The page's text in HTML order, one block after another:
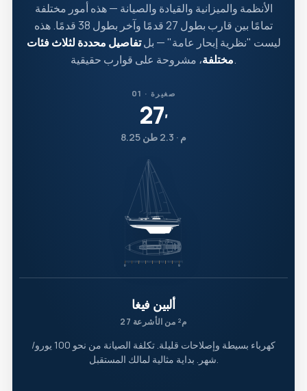
الأنظمة والميزانية والقيادة والصيانة — هذه أمور مختلفة
تمامًا بين قارب بطول 27 قدمًا وآخر بطول 38 قدمًا. هذه
ليست "نظرية إبحار عامة" — بلتفاصيل محددة لثلاث فئات
مختلفة، مشروحة على قوارب حقيقية.
01 · صغيرة
27′
8.25 م · 2.3 طن
ألبين فيغا
27 م² من الأشرعة
كهرباء بسيطة وإصلاحات قليلة. تكلفة الصيانة من نحو 100 يورو/
شهر. بداية مثالية لمالك المستقبل.